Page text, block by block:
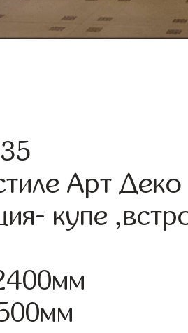
Арт Деко
купе